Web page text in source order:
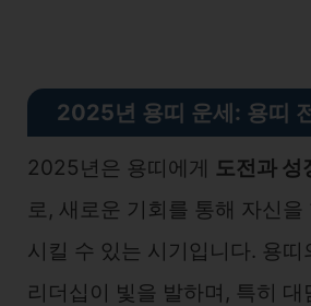
2025년 용띠 운세: 용띠
2025년은 용띠에게 도전과 성
로, 새로운 기회를 통해 자신을
시킬 수 있는 시기입니다. 용
리더십이 빛을 발하며, 특히